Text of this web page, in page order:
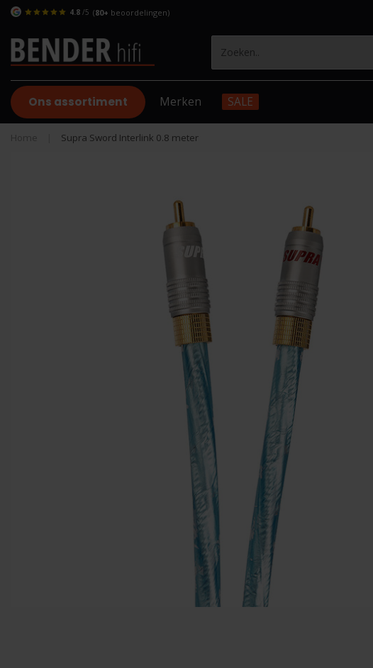
4.8 /5 (80+ beoordelingen)
Ons assortiment Merken SALE
Home Supra Sword Interlink 0.8 meter